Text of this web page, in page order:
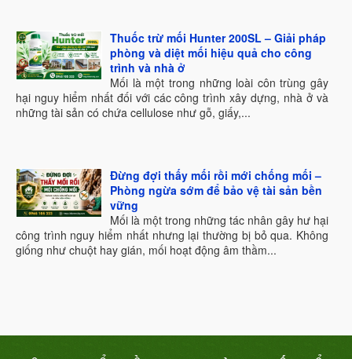
Thuốc trừ mối Hunter 200SL – Giải pháp
phòng và diệt mối hiệu quả cho công
trình và nhà ở
Mối là một trong những loài côn trùng gây
hại nguy hiểm nhất đối với các công trình xây dựng, nhà ở và
những tài sản có chứa cellulose như gỗ, giấy,...
Đừng đợi thấy mối rồi mới chống mối –
Phòng ngừa sớm để bảo vệ tài sản bền
vững
Mối là một trong những tác nhân gây hư hại
công trình nguy hiểm nhất nhưng lại thường bị bỏ qua. Không
giống như chuột hay gián, mối hoạt động âm thầm...